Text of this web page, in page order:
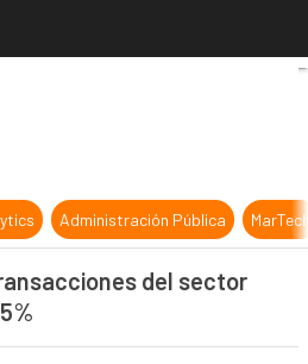
precios de las transacciones
Administración Pública
del sector